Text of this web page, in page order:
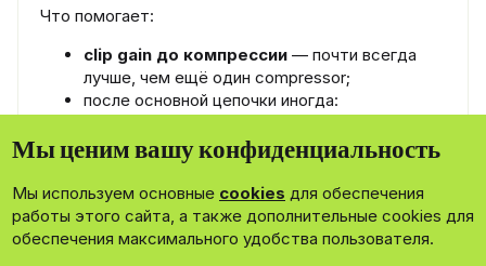
Что помогает:
clip gain до компрессии — почти всегда
лучше, чем ещё один compressor;
после основной цепочки иногда:
- или limiter/soft clipper на 0.5–1 dB GR;
- параллельная компрессия — да, но очень тихо,
на уровне “убрал — скучнее, включил — плотнее”.
Мы ценим вашу конфиденциальность
Мы используем основные cookies для обеспечения
работы этого сайта, а также дополнительные cookies для
обеспечения максимального удобства пользователя.